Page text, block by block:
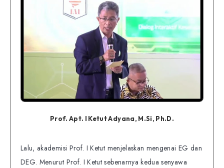
Prof. Apt. I Ketut Adyana, M.Si, Ph.D.
Lalu, akademisi Prof. I Ketut menjelaskan mengenai EG dan
DEG. Menurut Prof. I Ketut sebenarnya kedua senyawa